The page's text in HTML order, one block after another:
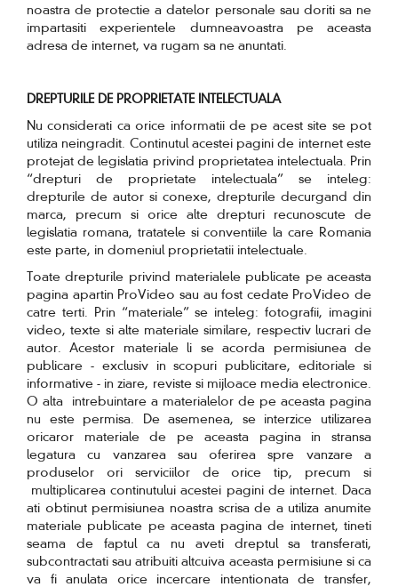
noastra de protectie a datelor personale sau doriti sa ne
impartasiti experientele dumneavoastra pe aceasta
adresa de internet, va rugam sa ne anuntati.
DREPTURILE DE PROPRIETATE INTELECTUALA
Nu considerati ca orice informatii de pe acest site se pot
utiliza neingradit. Continutul acestei pagini de internet este
protejat de legislatia privind proprietatea intelectuala. Prin
“drepturi de proprietate intelectuala” se inteleg:
drepturile de autor si conexe, drepturile decurgand din
marca, precum si orice alte drepturi recunoscute de
legislatia romana, tratatele si conventiile la care Romania
este parte, in domeniul proprietatii intelectuale.
Toate drepturile privind materialele publicate pe aceasta
pagina apartin ProVideo sau au fost cedate ProVideo de
catre terti. Prin “materiale” se inteleg: fotografii, imagini
video, texte si alte materiale similare, respectiv lucrari de
autor. Acestor materiale li se acorda permisiunea de
publicare - exclusiv in scopuri publicitare, editoriale si
informative - in ziare, reviste si mijloace media electronice.
O alta intrebuintare a materialelor de pe aceasta pagina
nu este permisa. De asemenea, se interzice utilizarea
oricaror materiale de pe aceasta pagina in stransa
legatura cu vanzarea sau oferirea spre vanzare a
produselor ori serviciilor de orice tip, precum si
multiplicarea continutului acestei pagini de internet. Daca
ati obtinut permisiunea noastra scrisa de a utiliza anumite
materiale publicate pe aceasta pagina de internet, tineti
seama de faptul ca nu aveti dreptul sa transferati,
subcontractati sau atribuiti altcuiva aceasta permisiune si ca
va fi anulata orice incercare intentionata de transfer,